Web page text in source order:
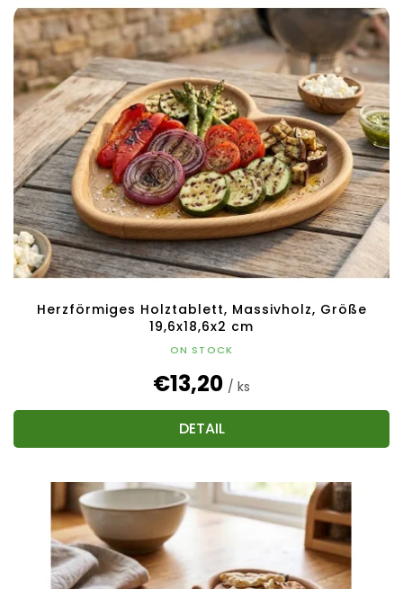
Herzförmiges Holztablett, Massivholz, Größe
19,6x18,6x2 cm
ON STOCK
€13,20 / ks
DETAIL